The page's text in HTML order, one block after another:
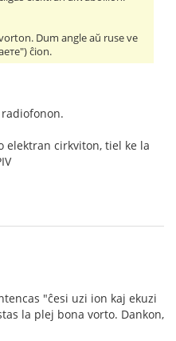
Dum angle aŭ ruse ve
ĉion.
elektran cirkviton, tiel ke la
"ĉesi uzi ion kaj ekuzi
la plej bona vorto. Dankon,